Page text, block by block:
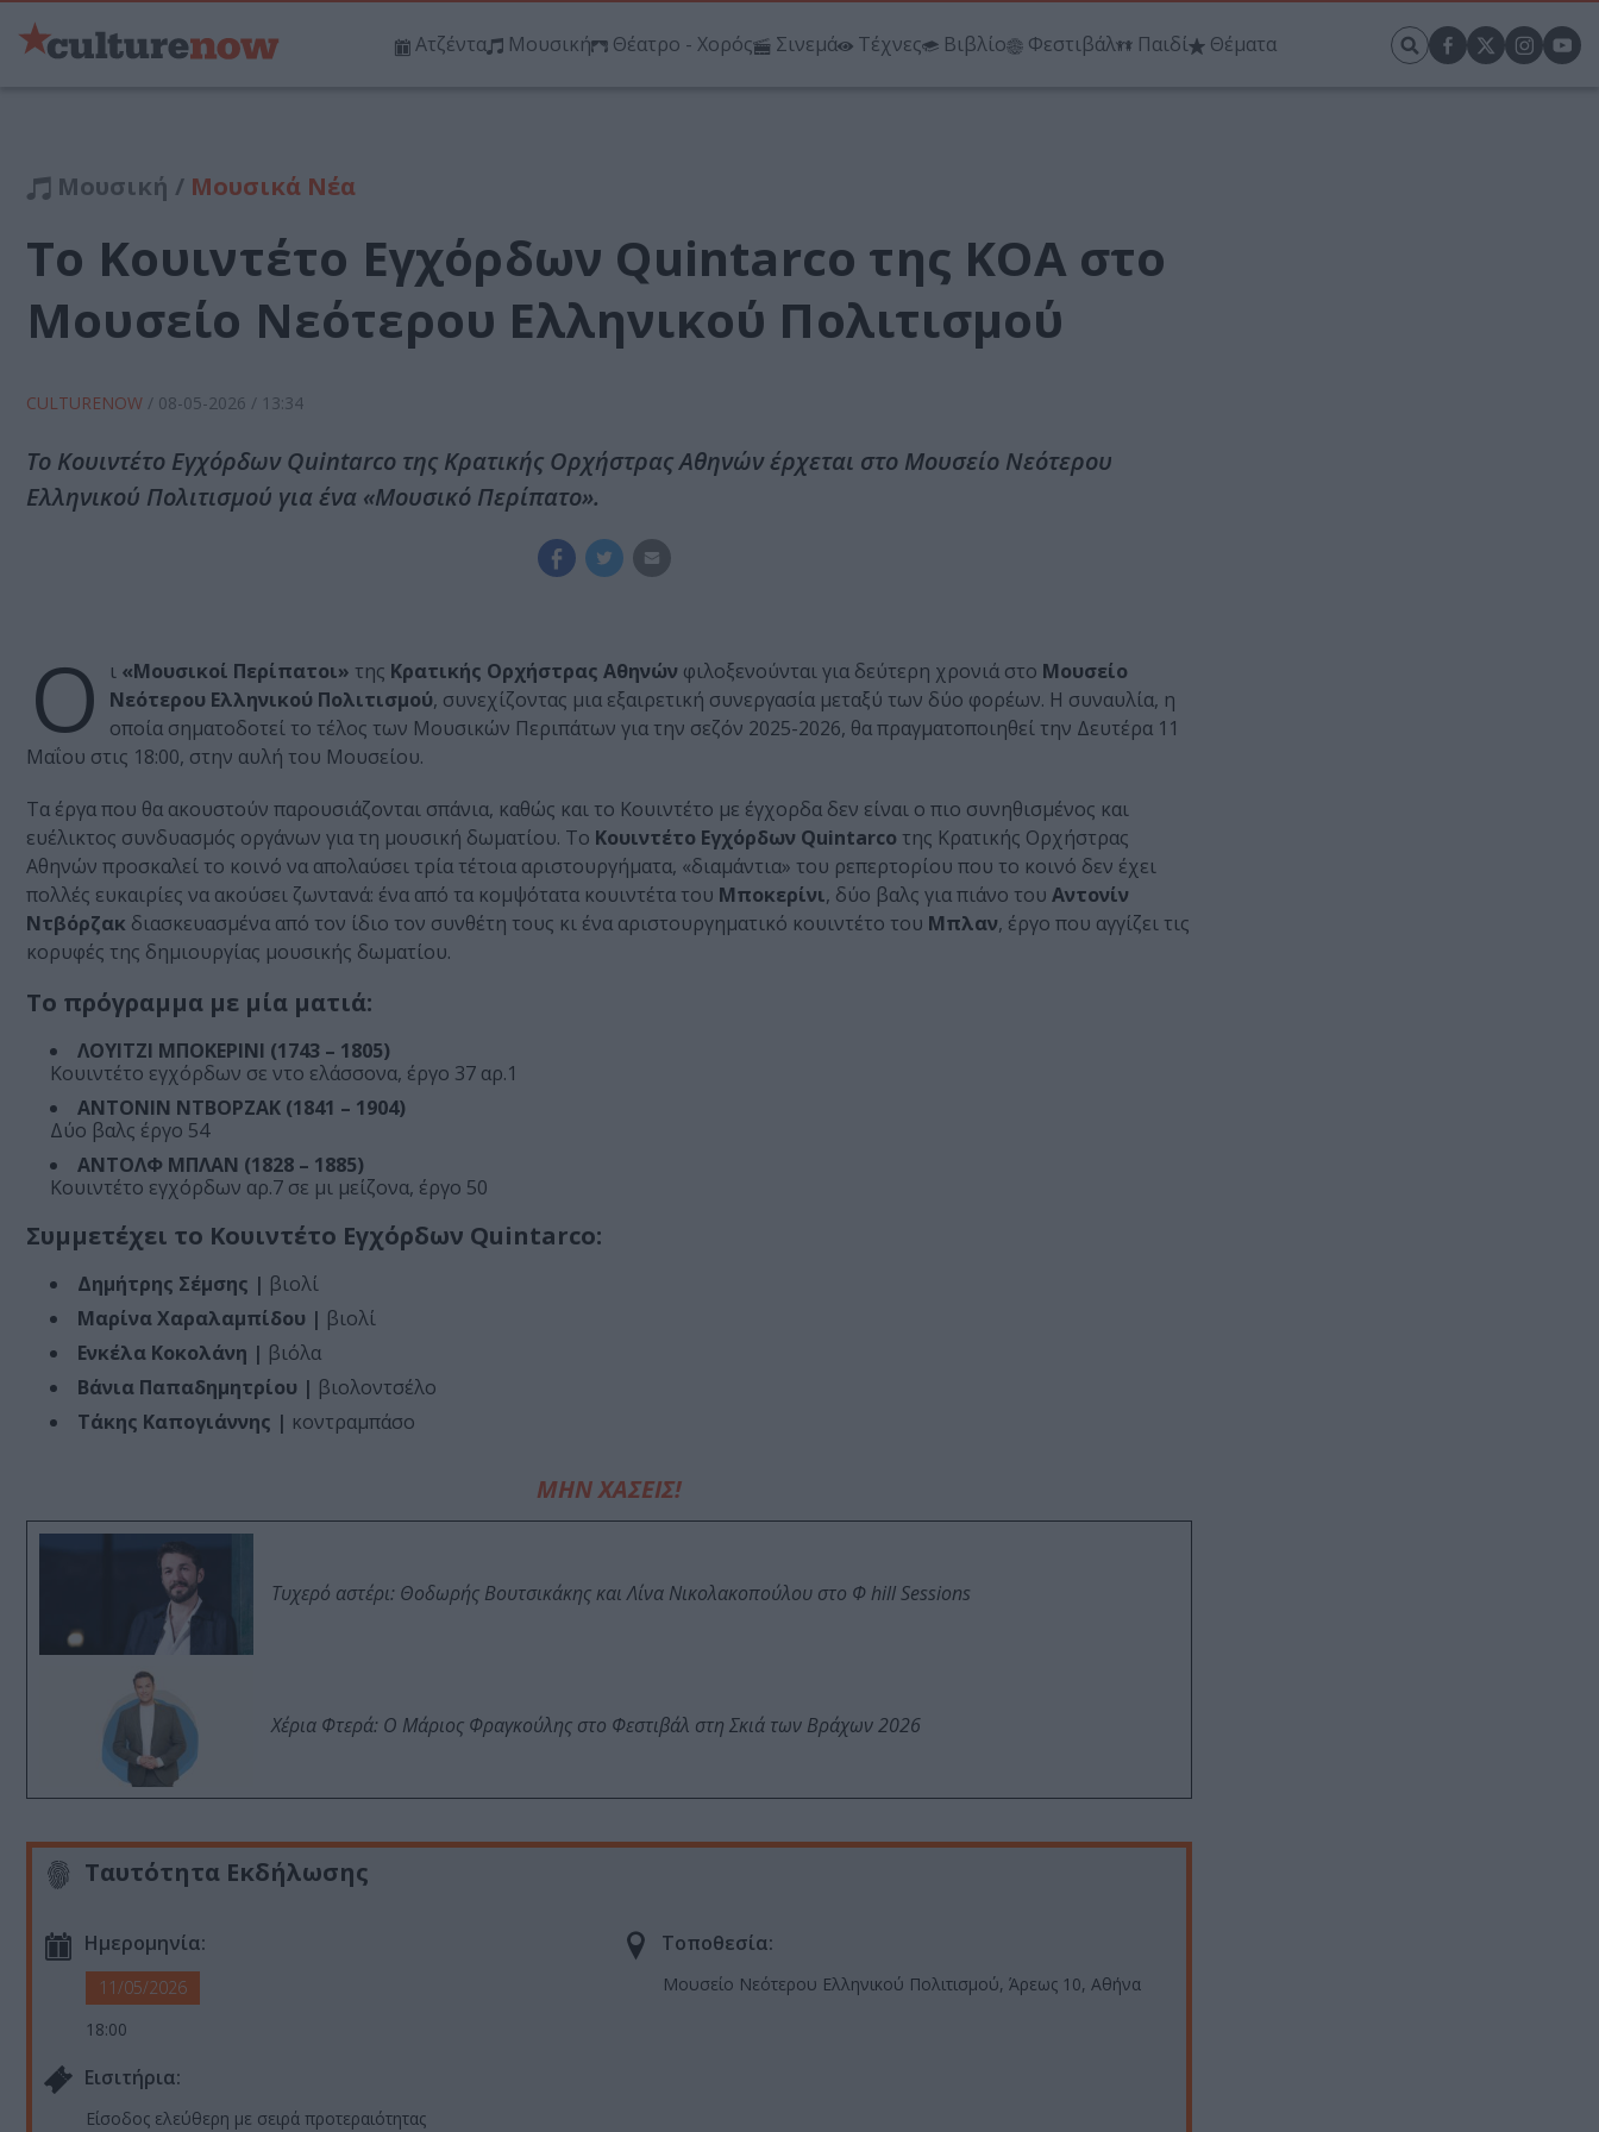
Ατζέντα Μουσική Θέατρο - Χορός Σινεμά Τέχνες Βιβλίο Φεστιβάλ Παιδί Θέματα
Μουσική / Μουσικά Νέα
Το Κουιντέτο Εγχόρδων Quintarco της ΚΟΑ στο
Μουσείο Νεότερου Ελληνικού Πολιτισμού
CULTURENOW / 08-05-2026 / 13:34
Το Κουιντέτο Εγχόρδων Quintarco της Κρατικής Ορχήστρας Αθηνών έρχεται στο Μουσείο Νεότερου
Ελληνικού Πολιτισμού για ένα «Μουσικό Περίπατο».
Ο ι «Μουσικοί Περίπατοι» της Κρατικής Ορχήστρας Αθηνών φιλοξενούνται για δεύτερη χρονιά στο Μουσείο
Νεότερου Ελληνικού Πολιτισμού, συνεχίζοντας μια εξαιρετική συνεργασία μεταξύ των δύο φορέων. Η συναυλία, η
οποία σηματοδοτεί το τέλος των Μουσικών Περιπάτων για την σεζόν 2025-2026, θα πραγματοποιηθεί την Δευτέρα 11
Μαΐου στις 18:00, στην αυλή του Μουσείου.
Τα έργα που θα ακουστούν παρουσιάζονται σπάνια, καθώς και το Κουιντέτο με έγχορδα δεν είναι ο πιο συνηθισμένος και
ευέλικτος συνδυασμός οργάνων για τη μουσική δωματίου. Το Κουιντέτο Εγχόρδων Quintarco της Κρατικής Ορχήστρας
Αθηνών προσκαλεί το κοινό να απολαύσει τρία τέτοια αριστουργήματα, «διαμάντια» του ρεπερτορίου που το κοινό δεν έχει
πολλές ευκαιρίες να ακούσει ζωντανά: ένα από τα κομψότατα κουιντέτα του Μποκερίνι, δύο βαλς για πιάνο του Αντονίν
Ντβόρζακ διασκευασμένα από τον ίδιο τον συνθέτη τους κι ένα αριστουργηματικό κουιντέτο του Μπλαν, έργο που αγγίζει τις
κορυφές της δημιουργίας μουσικής δωματίου.
Το πρόγραμμα με μία ματιά:
ΛΟΥΙΤΖΙ ΜΠΟΚΕΡΙΝΙ (1743 – 1805)
Κουιντέτο εγχόρδων σε ντο ελάσσονα, έργο 37 αρ.1
ΑΝΤΟΝΙΝ ΝΤΒΟΡΖΑΚ (1841 – 1904)
Δύο βαλς έργο 54
ΑΝΤΟΛΦ ΜΠΛΑΝ (1828 – 1885)
Κουιντέτο εγχόρδων αρ.7 σε μι μείζονα, έργο 50
Συμμετέχει το Κουιντέτο Εγχόρδων Quintarco:
Δημήτρης Σέμσης | βιολί
Μαρίνα Χαραλαμπίδου | βιολί
Ενκέλα Κοκολάνη | βιόλα
Βάνια Παπαδημητρίου | βιολοντσέλο
Τάκης Καπογιάννης | κοντραμπάσο
ΜΗΝ ΧΑΣΕΙΣ!
Τυχερό αστέρι: Θοδωρής Βουτσικάκης και Λίνα Νικολακοπούλου στο Φ hill Sessions
Χέρια Φτερά: Ο Μάριος Φραγκούλης στο Φεστιβάλ στη Σκιά των Βράχων 2026
Ταυτότητα Εκδήλωσης
Ημερομηνία:
11/05/2026
18:00
Τοποθεσία:
Μουσείο Νεότερου Ελληνικού Πολιτισμού, Άρεως 10, Αθήνα
Eισιτήρια:
Είσοδος ελεύθερη με σειρά προτεραιότητας